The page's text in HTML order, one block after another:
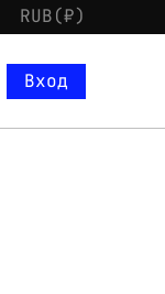
RUB(₽)
Вход